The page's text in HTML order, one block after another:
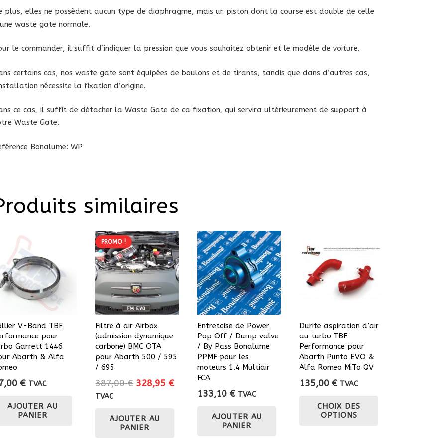
plus, elles ne possèdent aucun type de diaphragme, mais un piston dont la course est double de celle
waste gate normale.
le commander, il suffit d’indiquer la pression que vous souhaitez obtenir et le modèle de voiture.
certains cas, nos waste gate sont équipées de boulons et de tirants, tandis que dans d’autres cas,
nécessite la fixation d’origine.
ce cas, il suffit de détacher la Waste Gate de ca fixation, qui servira ultérieurement de support à
Waste Gate.
Bonalume: WP
similaires
V-Band TBF
pour
Garrett 1446
Abarth & Alfa
€ TVAC
AJOUTER AU
PANIER
PROMO !
Filtre à air Airbox
(admission dynamique
carbone) BMC OTA
pour Abarth 500 / 595
/ 695
387,00€ Le
était :
387,00 €.
328,95 €Le
TVAC
AJOUTER AU
PANIER
Entretoise de Power
Pop Off / Dump valve
/ By Pass Bonalume
PPMF pour les
moteurs 1.4 Multiair
FCA
133,10 € TVAC
AJOUTER AU
PANIER
Durite aspiration d’air
au turbo TBF
Performance pour
Abarth Punto EVO &
Alfa Romeo MiTo QV
135,00 € TVAC
CHOIX DES
OPTIONS